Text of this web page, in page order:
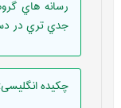
رسانه هاي
جدي تري در
چکیده انگلیسی: